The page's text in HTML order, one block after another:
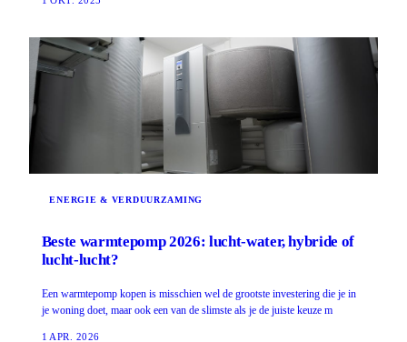
ENERGIE & VERDUURZAMING
Beste warmtepomp 2026: lucht-water, hybride of
lucht-lucht?
Een warmtepomp kopen is misschien wel de grootste investering die je in
je woning doet, maar ook een van de slimste als je de juiste keuze m
1 APR. 2026